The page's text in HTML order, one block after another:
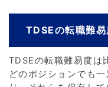
TDSEの転職難易
TDSEの転職難易度は
どのポジションでも